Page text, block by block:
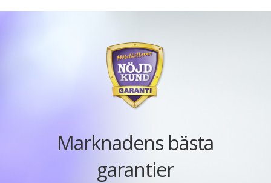
Marknadens bästa
garantier